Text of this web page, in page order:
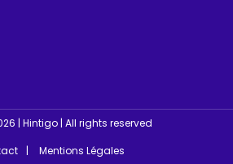
| Hintigo | All rights reserved
Mentions Légales